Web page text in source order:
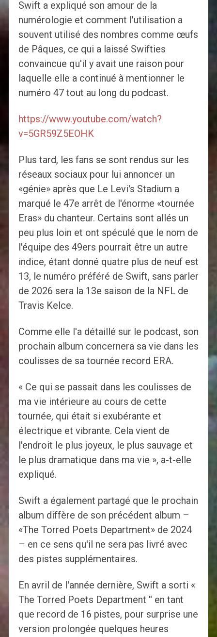
Swift a expliqué son amour de la
numérologie et comment l'utilisation a
souvent utilisé des nombres comme œufs
de Pâques, ce qui a laissé Swifties
convaincue qu'il y avait une raison pour
laquelle elle a continué à mentionner le
numéro 47 tout au long du podcast.
https://www.youtube.com/watch?
v=5GR59Z5EOHK
Plus tard, les fans se sont rendus sur les
réseaux sociaux pour lui annoncer un
«génie» après que Le Levi's Stadium a
marqué le 47e arrêt de l'énorme «tournée
Eras» du chanteur. Certains sont allés un
peu plus loin et ont spéculé que le nom de
l'équipe des 49ers pourrait être un autre
indice, étant donné quatre plus de neuf est
13, le numéro préféré de Swift, sans parler
de 2026 sera la 13e saison de la NFL de
Travis Kelce.
Comme elle l'a détaillé sur le podcast, son
prochain album concernera sa vie dans les
coulisses de sa tournée record ERA.
« Ce qui se passait dans les coulisses de
ma vie intérieure au cours de cette
tournée, qui était si exubérante et
électrique et vibrante. Cela vient de
l'endroit le plus joyeux, le plus sauvage et
le plus dramatique dans ma vie », a-t-elle
expliqué.
Swift a également partagé que le prochain
album diffère de son précédent album –
«The Torred Poets Department» de 2024
– en ce sens qu'il ne sera pas livré avec
des pistes supplémentaires.
En avril de l'année dernière, Swift a sorti «
The Torred Poets Department '' en tant
que record de 16 pistes, pour surprise une
version prolongée quelques heures